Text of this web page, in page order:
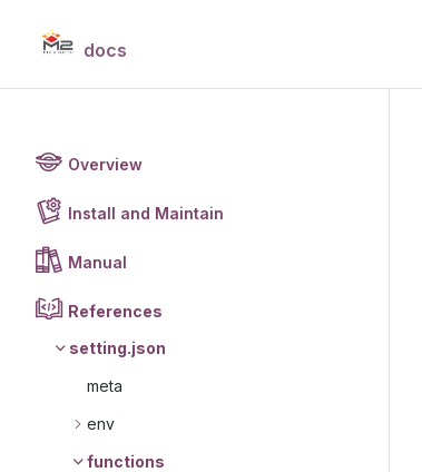
Overview
Install and Maintain
Manual
References
setting.json
meta
env
functions
docs